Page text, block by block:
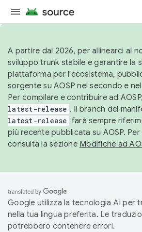
A partire dal 2026, per allinearci al
sviluppo trunk stabile e garantire la
piattaforma per l'ecosistema,
sorgente su AOSP nel secondo e
Per compilare e contribuire ad
latest-release . Il branch del
latest-release farà sempre
più recente pubblicata su AOSP.
consulta la sezione Modifiche ad
Google utilizza la tecnologia AI per
nella tua lingua preferita. Le
potrebbero contenere errori.